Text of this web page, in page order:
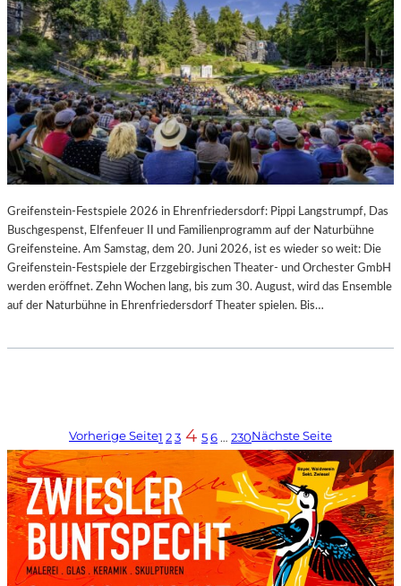
Greifenstein-Festspiele 2026 in Ehrenfriedersdorf: Pippi Langstrumpf, Das
Buschgespenst, Elfenfeuer II und Familienprogramm auf der Naturbühne
Greifensteine. Am Samstag, dem 20. Juni 2026, ist es wieder so weit: Die
Greifenstein-Festspiele der Erzgebirgischen Theater- und Orchester GmbH
werden eröffnet. Zehn Wochen lang, bis zum 30. August, wird das Ensemble
auf der Naturbühne in Ehrenfriedersdorf Theater spielen. Bis…
Vorherige Seite1 23 4 56… 230Nächste Seite